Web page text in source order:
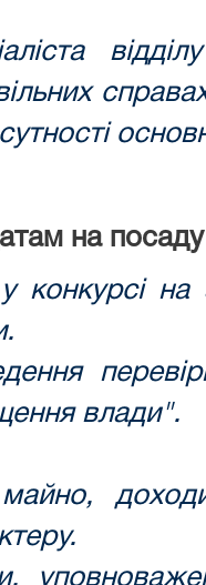
на
конкурсі на
влади".